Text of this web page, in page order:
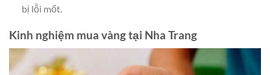
bị lỗi mốt.
Kinh nghiệm mua vàng tại Nha Trang